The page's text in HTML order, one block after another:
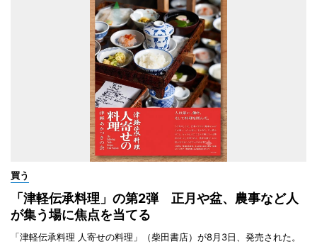
買う
「津軽伝承料理」の第2弾 正月や盆、農事など人
が集う場に焦点を当てる
「津軽伝承料理 人寄せの料理」（柴田書店）が8月3日、発売された。